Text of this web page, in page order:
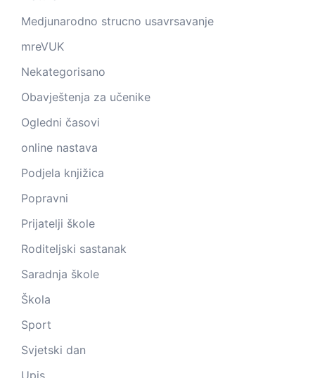
Medjunarodno strucno usavrsavanje
mreVUK
Nekategorisano
Obavještenja za učenike
Ogledni časovi
online nastava
Podjela knjižica
Popravni
Prijatelji škole
Roditeljski sastanak
Saradnja škole
Škola
Sport
Svjetski dan
Upis